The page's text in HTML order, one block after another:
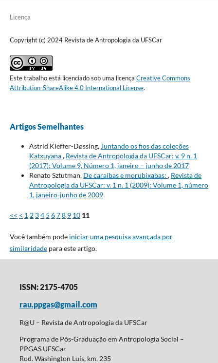
Licença
Copyright (c) 2024 Revista de Antropologia da UFSCar
Este trabalho está licenciado sob uma licença Creative Commons
Attribution-ShareAlike 4.0 International License.
Artigos Semelhantes
Astrid Kieffer-Døssing,Juntando os fios das coleções
Katxuyana, Revista de Antropologia da UFSCar: v. 9 n. 1
(2017): Volume 9, Número 1, janeiro – junho de 2017
Renato Sztutman, De caraíbas e morubixabas: , Revista de
Antropologia da UFSCar: v. 1 n. 1 (2009): Volume 1, número
1, janeiro-junho de 2009
<< < 12 34 5 678 9 10 11
Você também pode iniciar uma pesquisa avançada por
similaridadepara este artigo.
ISSN: 2175-4705
rau.ppgas@gmail.com
R@U – Revista de Antropologia da UFSCar
Programa de Pós-Graduação em Antropologia Social –
PPGAS UFSCar
Rod. Washington Luís, km. 235